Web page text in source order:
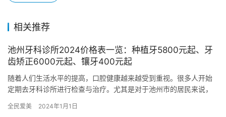
相关推荐
池州牙科诊所2024价格表一览：种植牙5800元起、牙
齿矫正6000元起、镶牙400元起
随着人们生活水平的提高，口腔健康越来越受到重视。很多人开始
定期去牙科诊所进行检查与治疗。尤其是对于池州市的居民来说，
2024…
全民爱美 2024年1月1日